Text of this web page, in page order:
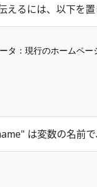
えるには、以下を
：現行のホームペー
は変数の名前